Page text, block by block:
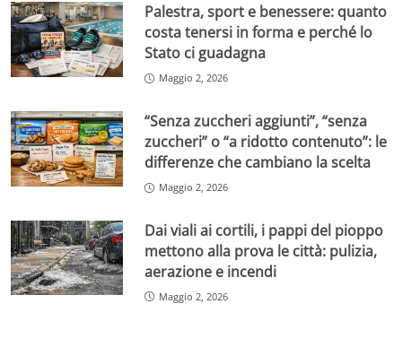
Palestra, sport e benessere: quanto
costa tenersi in forma e perché lo
Stato ci guadagna
Maggio 2, 2026
“Senza zuccheri aggiunti”, “senza
zuccheri” o “a ridotto contenuto”: le
differenze che cambiano la scelta
Maggio 2, 2026
Dai viali ai cortili, i pappi del pioppo
mettono alla prova le città: pulizia,
aerazione e incendi
Maggio 2, 2026